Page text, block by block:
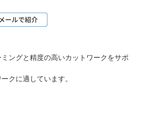
ングと精度の高いカットワークをサポ
クに適しています。